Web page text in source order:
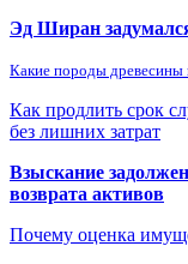
Эд Ширан
Какие породы древесины
Как продлить срок
без лишних затрат
Взыскание
возврата активов
Почему оценка